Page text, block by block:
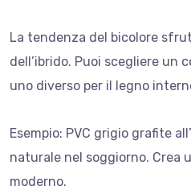
La tendenza del bicolore
dell’ibrido. Puoi scegliere un
uno diverso per il legno
Esempio: PVC grigio grafite
naturale nel soggiorno. Crea
moderno.